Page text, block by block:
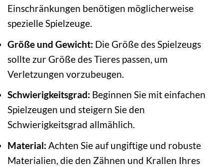
Einschränkungen benötigen möglicherweise
spezielle Spielzeuge.
Größe und Gewicht: Die Größe des Spielzeugs
sollte zur Größe des Tieres passen, um
Verletzungen vorzubeugen.
Schwierigkeitsgrad: Beginnen Sie mit einfachen
Spielzeugen und steigern Sie den
Schwierigkeitsgrad allmählich.
Material: Achten Sie auf ungiftige und robuste
Materialien, die den Zähnen und Krallen Ihres